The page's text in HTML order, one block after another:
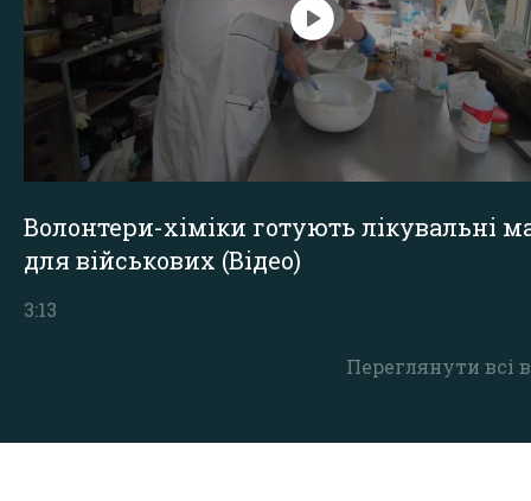
Переглянути всі
Волонтери-хіміки готують лікувальні
для військових (Відео)
3:13